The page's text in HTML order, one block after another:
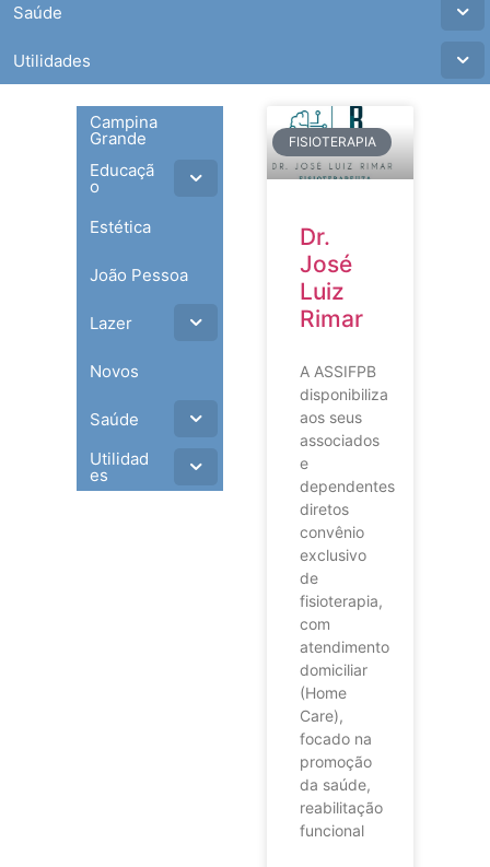
Saúde
Utilidades
Campina
Grande
Educaçã
o
Estética
João Pessoa
Lazer
Novos
Saúde
Utilidad
es
FISIOTERAPIA
Dr.
José
Luiz
Rimar
A ASSIFPB
disponibiliza
aos seus
associados
e
dependentes
diretos
convênio
exclusivo
de
fisioterapia,
com
atendimento
domiciliar
(Home
Care),
focado na
promoção
da saúde,
reabilitação
funcional